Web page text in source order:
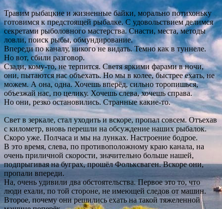
Травим рыбацкие и жизненные байки, морально потихоньку
готовимся к предстоящей рыбалке. С удовольствием делимся
секретами рыболовного мастерства. Снасти, места, методы
ловли, поиск рыбы, обмундирование.
Впереди по каналу, никого не видать. Темно как в туннеле.
Но вот, сбили разговор.
Сзади, кому-то, не терпится. Светя яркими фарами в ночи,
они, пытаются нас объехать. Но мы в колее, быстрее ехать, не
можем. А она, одна. Хочешь вперёд, сильно торопишься,
объезжай нас, по целику. Хочешь слева, хочешь справа.
Но они, резко остановились. Странные какие-то.
Свет в зеркале, стал уходить и вскоре, пропал совсем. Отъехав
с километр, вновь перешли на обсуждение наших рыбалок.
Скоро уже. Полчаса и мы на лунках. Настроение бодрое.
В это время, слева, по противоположному краю канала, на
очень приличной скорости, значительно больше нашей,
подпрыгивая на буграх, прошёл Фольксваген. Вскоре они,
пропали впереди.
На, очень удивили два обстоятельства. Первое это то, что
люди ехали, по той стороне, не имеющей следов от машин.
Второе, почему они решились ехать на такой тяжеленной